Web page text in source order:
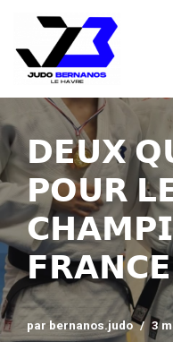
Aller
au
𝗗𝗘𝗨𝗫
𝗣𝗢𝗨𝗥
par bernanos.judo 3